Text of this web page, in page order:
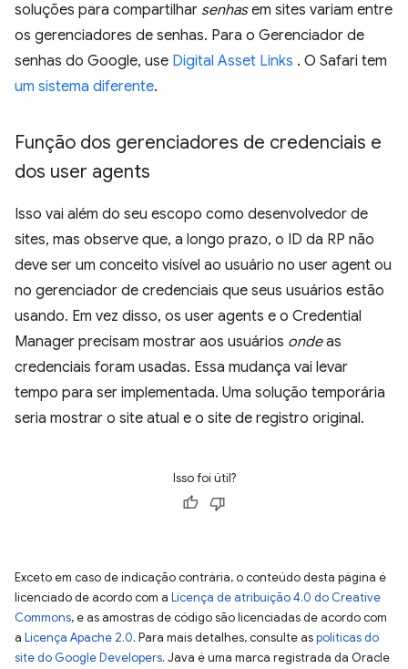
soluções para compartilhar senhasem sites variam entre
os gerenciadores de senhas. Para o Gerenciador de
senhas do Google, use Digital Asset Links . O Safari tem
um sistema diferente.
Função dos gerenciadores de credenciais e
dos user agents
Isso vai além do seu escopo como desenvolvedor de
sites, mas observe que, a longo prazo, o ID da RP não
deve ser um conceito visível ao usuário no user agent ou
no gerenciador de credenciais que seus usuários estão
usando. Em vez disso, os user agents e o Credential
Manager precisam mostrar aos usuários ondeas
credenciais foram usadas. Essa mudança vai levar
tempo para ser implementada. Uma solução temporária
seria mostrar o site atual e o site de registro original.
Isso foi útil?
Exceto em caso de indicação contrária, o conteúdo desta página é
licenciado de acordo com a Licença de atribuição 4.0 do Creative
Commons, e as amostras de código são licenciadas de acordo com
a Licença Apache 2.0. Para mais detalhes, consulte aspolíticas do
site do Google Developers. Java é uma marca registrada da Oracle